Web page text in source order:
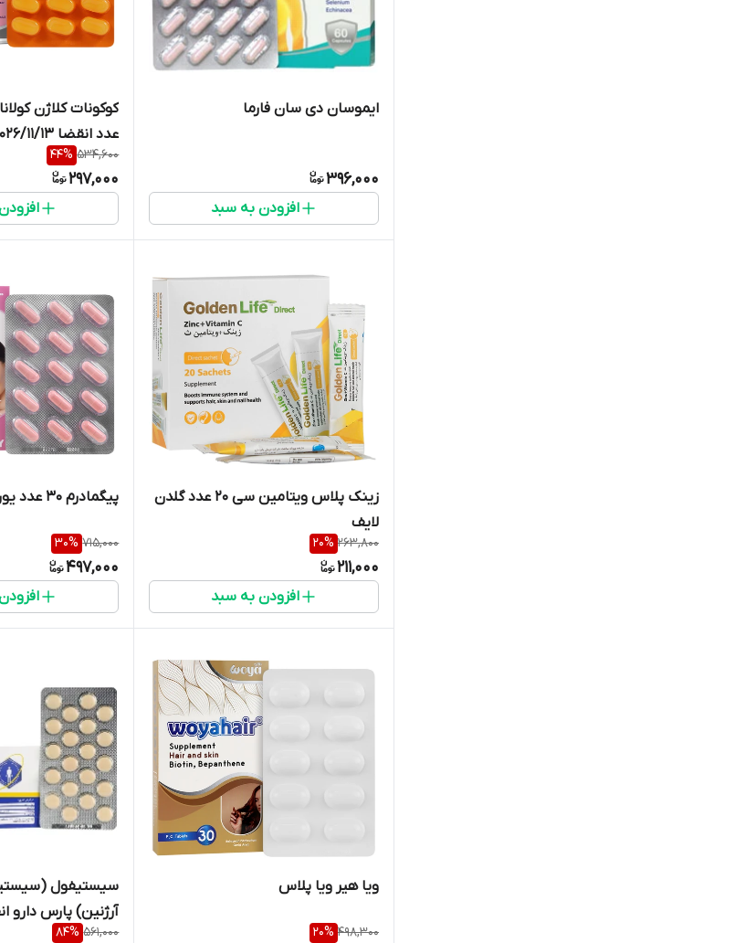
ایموسان دی سان فارما
396,000
افزودن به سبد
عدد انقضا 2026/11/13
534,600
44%
297,000
زینک پلاس ویتامین سی 20 عدد گلدن
لایف
263,800
20%
211,000
افزودن به سبد
پیگمادرم 30 عدد یوروویتال
715,000
30%
497,000
ویا هیر ویا پلاس
498,300
20%
آرژنین) پارس دارو انقضا
561,000
84%